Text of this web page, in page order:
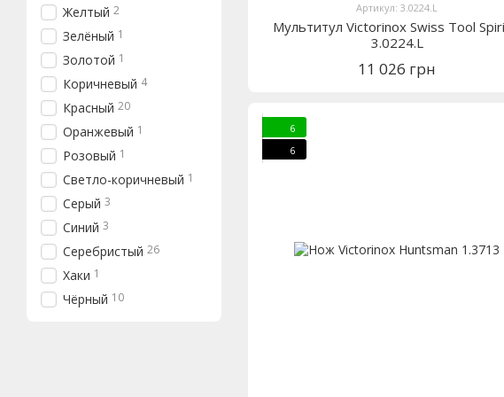
Артикул: 3.0224.L
Мультитул Victorinox Swiss Tool
3.0224.L
11 026 грн
6
6
Желтый 2
Зелёный 1
Золотой 1
Коричневый 4
Красный 20
Оранжевый 1
Розовый 1
Светло-коричневый 1
Серый 3
Синий 3
Серебристый 26
Хаки 1
Чёрный 10